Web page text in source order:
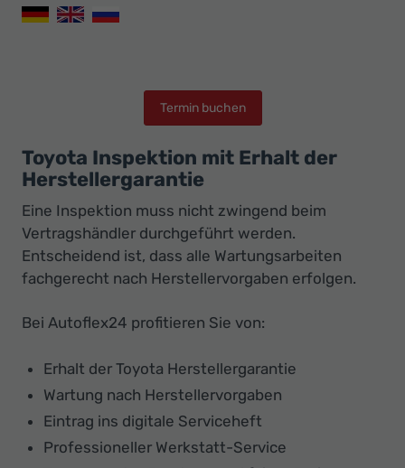
Termin buchen
Toyota Inspektion mit Erhalt der
Herstellergarantie
Eine Inspektion muss nicht zwingend beim
Vertragshändler durchgeführt werden.
Entscheidend ist, dass alle Wartungsarbeiten
fachgerecht nach Herstellervorgaben erfolgen.
Bei Autoflex24 profitieren Sie von:
Erhalt der Toyota Herstellergarantie
Wartung nach Herstellervorgaben
Eintrag ins digitale Serviceheft
Professioneller Werkstatt-Service